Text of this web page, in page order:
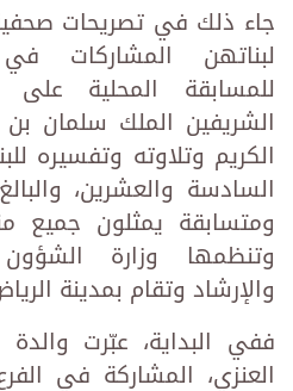
جاء ذلك في تصريحات
لبناتهن المشاركات
للمسابقة المحلية على
الشريفين الملك سلمان بن
الكريم وتلاوته وتفسيره
وتنظمها وزارة
والإرشاد وتقام بمدينة
ففي البداية، عبّرت
العنزي، المشاركة في